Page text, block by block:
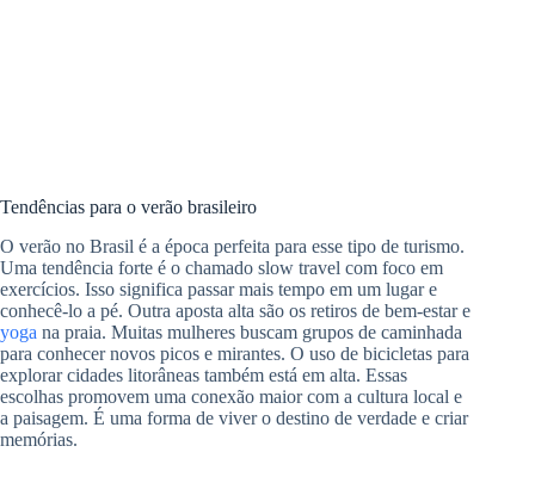
Tendências para o verão brasileiro
O verão no Brasil é a época perfeita para esse tipo de turismo.
Uma tendência forte é o chamado slow travel com foco em
exercícios. Isso significa passar mais tempo em um lugar e
conhecê-lo a pé. Outra aposta alta são os retiros de bem-estar e
yoga na praia. Muitas mulheres buscam grupos de caminhada
para conhecer novos picos e mirantes. O uso de bicicletas para
explorar cidades litorâneas também está em alta. Essas
escolhas promovem uma conexão maior com a cultura local e
a paisagem. É uma forma de viver o destino de verdade e criar
memórias.